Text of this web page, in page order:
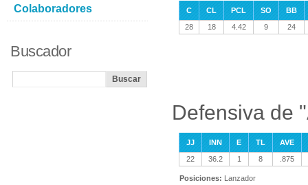
C CL PCL SO
BB
28
18 4.42 9 24
Defensiva de
JJ INN E TL
AVE
22
36.2 1 8 .875
Posiciones: Lanzador
Colaboradores
Buscador